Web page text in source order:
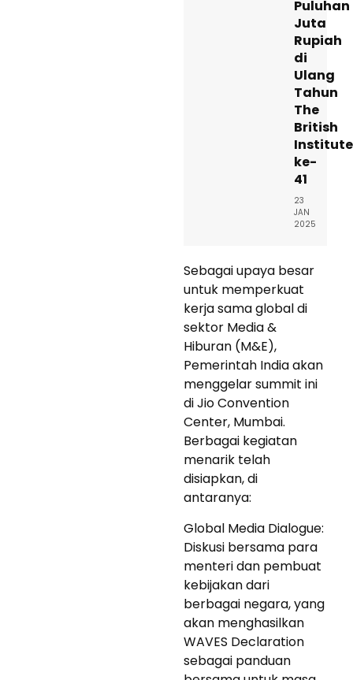
Puluhan
Juta
Rupiah
di
Ulang
Tahun
The
British
Institute
ke-
41
23
JAN
2025
Sebagai upaya besar
untuk memperkuat
kerja sama global di
sektor Media &
Hiburan (M&E),
Pemerintah India akan
menggelar summit ini
di Jio Convention
Center, Mumbai.
Berbagai kegiatan
menarik telah
disiapkan, di
antaranya:
Global Media Dialogue:
Diskusi bersama para
menteri dan pembuat
kebijakan dari
berbagai negara, yang
akan menghasilkan
WAVES Declaration
sebagai panduan